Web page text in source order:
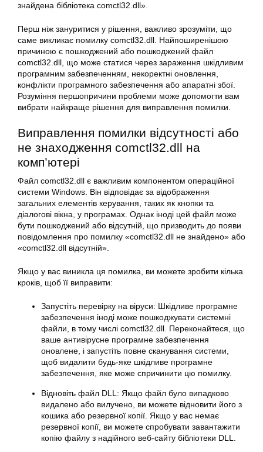
знайдена бібліотека comctl32.dll».
Перш ніж зануритися у рішення, важливо зрозуміти, що
саме викликає помилку comctl32.dll. Найпоширенішою
причиною є пошкоджений або пошкоджений файл
comctl32.dll, що може статися через зараження шкідливим
програмним забезпеченням, некоректні оновлення,
конфлікти програмного забезпечення або апаратні збої.
Розуміння першопричини проблеми може допомогти вам
вибрати найкраще рішення для виправлення помилки.
Виправлення помилки відсутності або
не знаходження comctl32.dll на
комп’ютері
Файл comctl32.dll є важливим компонентом операційної
системи Windows. Він відповідає за відображення
загальних елементів керування, таких як кнопки та
діалогові вікна, у програмах. Однак іноді цей файл може
бути пошкоджений або відсутній, що призводить до появи
повідомлення про помилку «comctl32.dll не знайдено» або
«comctl32.dll відсутній».
Якщо у вас виникла ця помилка, ви можете зробити кілька
кроків, щоб її виправити:
Запустіть перевірку на віруси: Шкідливе програмне
забезпечення іноді може пошкоджувати системні
файли, в тому числі comctl32.dll. Переконайтеся, що
ваше антивірусне програмне забезпечення
оновлене, і запустіть повне сканування системи,
щоб видалити будь-яке шкідливе програмне
забезпечення, яке може спричинити цю помилку.
Відновіть файл DLL: Якщо файл було випадково
видалено або вилучено, ви можете відновити його з
кошика або резервної копії. Якщо у вас немає
резервної копії, ви можете спробувати завантажити
копію файлу з надійного веб-сайту бібліотеки DLL.